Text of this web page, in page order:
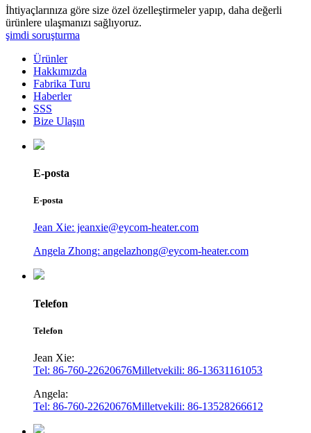
İhtiyaçlarınıza göre size özel özelleştirmeler yapıp, daha değerli
ürünlere ulaşmanızı sağlıyoruz.
şimdi soruşturma
Ürünler
Hakkımızda
Fabrika Turu
Haberler
SSS
Bize Ulaşın
E-posta
E-posta
Jean Xie: jeanxie@eycom-heater.com
Angela Zhong: angelazhong@eycom-heater.com
Telefon
Telefon
Jean Xie:
Tel: 86-760-22620676Milletvekili: 86-13631161053
Angela:
Tel: 86-760-22620676Milletvekili: 86-13528266612